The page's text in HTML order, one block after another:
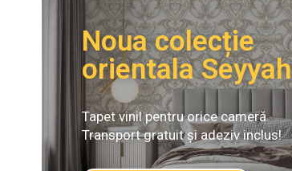
Noua colecție
orientala Seyyah
Tapet vinil pentru orice cameră
Transport gratuit și adeziv inclus!